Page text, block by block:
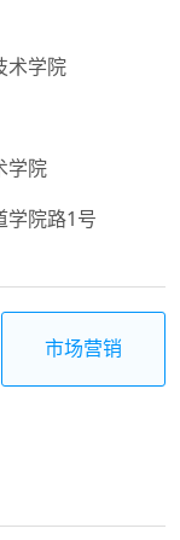
术学院
学院
学院路1号
市场营销